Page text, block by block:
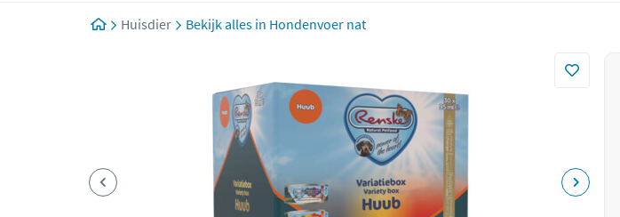
Huisdier Hondenvoer nat